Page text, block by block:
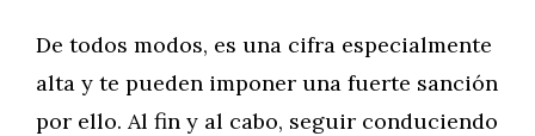
De todos modos, es una cifra especialmente
alta y te pueden imponer una fuerte sanción
por ello. Al fin y al cabo, seguir conduciendo